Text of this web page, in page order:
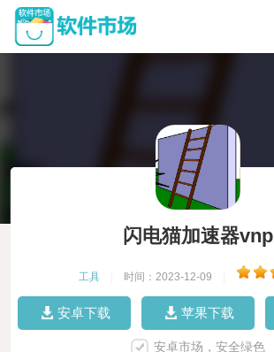
闪电猫加速器vnp
工具 时间：2023-12-09
安卓下载 苹果下载
安卓市场，安全绿色